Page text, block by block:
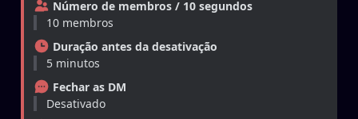
Número de membros / 10 segundos
10 membros
Duração antes da desativação
5 minutos
Fechar as DM
Desativado